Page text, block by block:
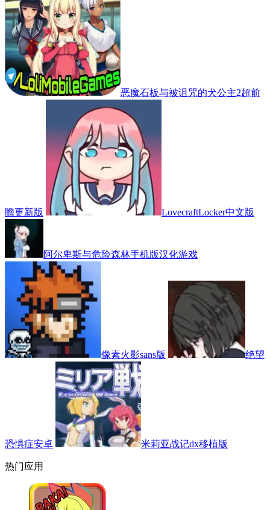
恶魔石板与被诅咒的犬公主2超前
瞻更新版 LovecraftLocker中文版
阿尔卑斯与危险森林手机版汉化游戏
像素火影sans版 绝望
恐惧症安卓 米莉亚战记dx移植版
热门应用